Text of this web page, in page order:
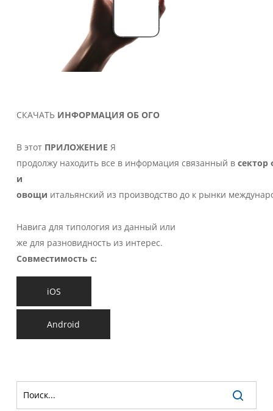
СКАЧАТЬ ИНФОРМАЦИЯ ОБ ОГО
В этот ПРИЛОЖЕНИЕ Я
продолжу находить все в информация связанный в сектор
и
овощи итальянский из производство до к рынки
Навига для типология из данный или
же для разновидность из интерес.
Совместимость с:
iOS
Android